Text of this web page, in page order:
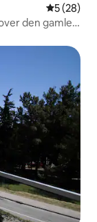
5 ud af 5 i
5 (28)
den gamle